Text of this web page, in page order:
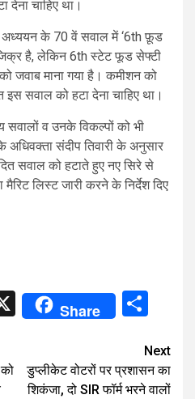
चाहिए था।
अध्ययन के 70 वें सवाल में ‘6th फ़ूड
है, लेकिन 6th स्टेट फूड सेफ्टी
जवाब माना गया है। कमीशन को
सवाल को हटा देना चाहिए था।
सवालों व उनके विकल्पों को भी
अधिवक्ता संदीप तिवारी के अनुसार
सवाल को हटाते हुए नए सिरे से
मैरिट लिस्ट जारी करने के निर्देश दिए
X Share
Next
डुप्लीकेट वोटरों पर प्रशासन का
शिकंजा, दो SIR फॉर्म भरने वालों